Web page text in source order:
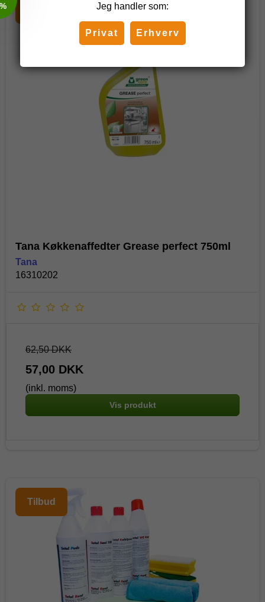
Tana Køkkenaffedter Grease perfect 750ml
Tana
16310202
62,50 DKK
57,00 DKK
(inkl. moms)
Vis produkt
Tilbud
Jeg handler som:
Privat Erhverv